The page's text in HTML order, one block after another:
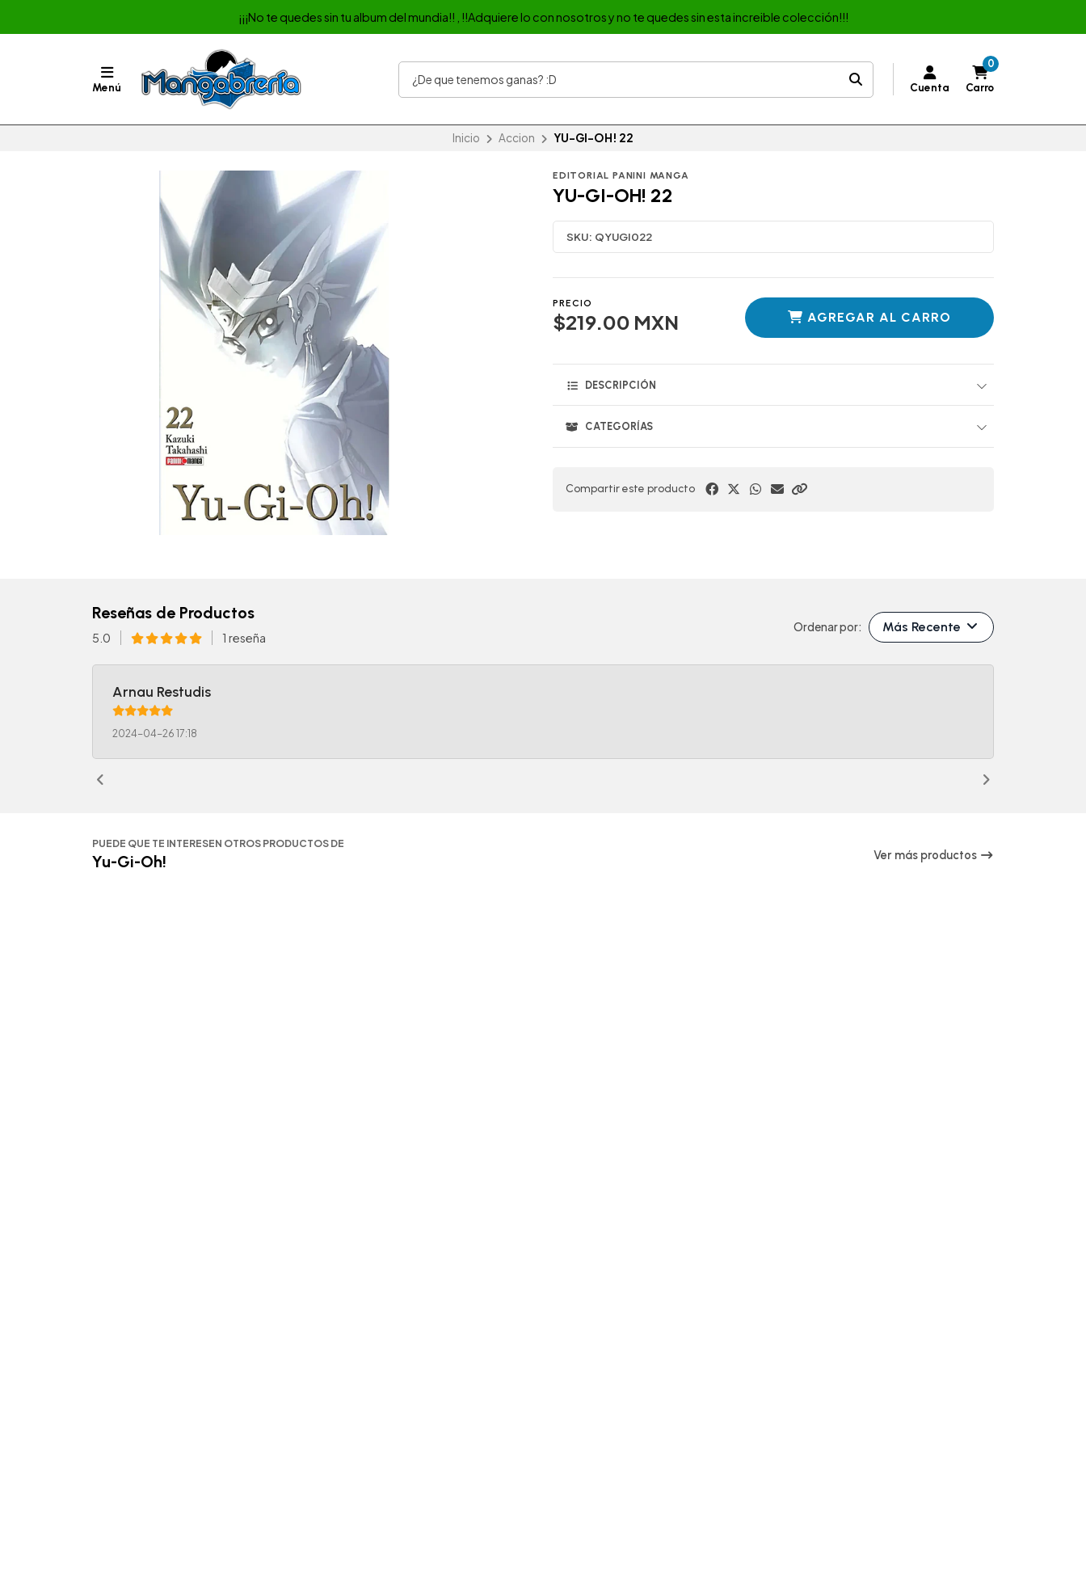
¡¡¡No te quedes sin tu album del mundia!! , !!Adquiere lo con nosotros y no te quedes sin esta increible colección!!!
Menú Cuenta
0
Carro
Inicio Accion YU-GI-OH! 22
EDITORIAL PANINI MANGA
YU-GI-OH! 22
SKU: QYUGI022
PRECIO
$219.00 MXN AGREGAR AL CARRO
DESCRIPCIÓN
CATEGORÍAS
Compartir este producto
Reseñas de Productos
5.0 1 reseña
Ordenar por: Más Recente
Arnau Restudis
2024-04-26 17:18
PUEDE QUE TE INTERESEN OTROS PRODUCTOS DE
Yu-Gi-Oh! Ver más productos